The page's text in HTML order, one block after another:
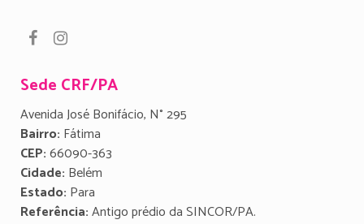
Sede CRF/PA
Avenida José Bonifácio, N° 295
Bairro: Fátima
CEP:66090-363
Cidade: Belém
Estado: Para
Referência:Antigo prédio da SINCOR/PA.